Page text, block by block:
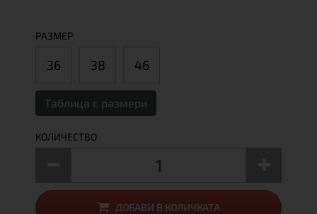
РАЗМЕР
36 38 46
Таблица с размери
КОЛИЧЕСТВО
ДОБАВИ В КОЛИЧКАТА